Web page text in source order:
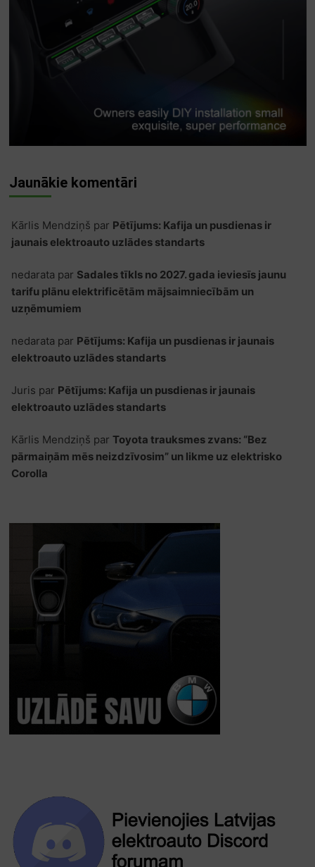
Jaunākie komentāri
Kārlis Mendziņš par Pētījums: Kafija un pusdienas ir
jaunais elektroauto uzlādes standarts
nedarata par Sadales tīkls no 2027. gada ieviesīs jaunu
tarifu plānu elektrificētām mājsaimniecībām un
uzņēmumiem
nedarata par Pētījums: Kafija un pusdienas ir jaunais
elektroauto uzlādes standarts
Juris par Pētījums: Kafija un pusdienas ir jaunais
elektroauto uzlādes standarts
Kārlis Mendziņš par Toyota trauksmes zvans: “Bez
pārmaiņām mēs neizdzīvosim” un likme uz elektrisko
Corolla